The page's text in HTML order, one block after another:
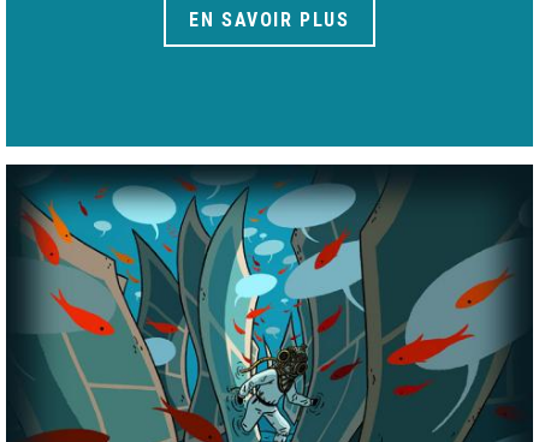
EN SAVOIR PLUS